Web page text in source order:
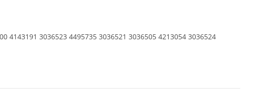
4143191 3036523 4495735 3036521 3036505 4213054 3036524